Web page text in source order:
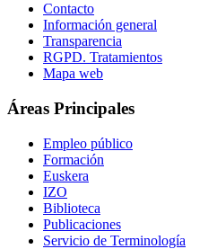
Contacto
Información general
Transparencia
RGPD. Tratamientos
Mapa web
Áreas Principales
Empleo público
Formación
Euskera
IZO
Biblioteca
Publicaciones
Servicio de Terminología